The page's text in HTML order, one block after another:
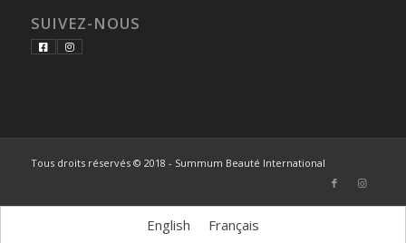
SUIVEZ-NOUS
Tous droits réservés © 2018 - Summum Beauté International
English Français